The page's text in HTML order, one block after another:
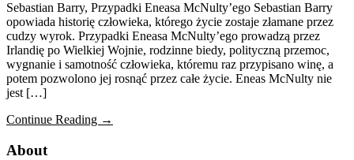
Sebastian Barry, Przypadki Eneasa McNulty’ego Sebastian Barry
opowiada historię człowieka, którego życie zostaje złamane przez
cudzy wyrok. Przypadki Eneasa McNulty’ego prowadzą przez
Irlandię po Wielkiej Wojnie, rodzinne biedy, polityczną przemoc,
wygnanie i samotność człowieka, któremu raz przypisano winę, a
potem pozwolono jej rosnąć przez całe życie. Eneas McNulty nie
jest […]
Continue Reading →
About